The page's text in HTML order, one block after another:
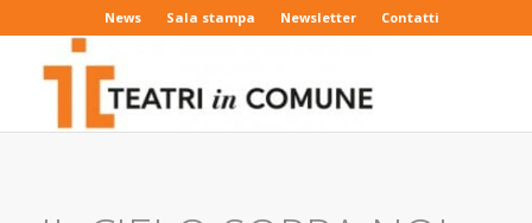
News Sala stampa Newsletter Contatti